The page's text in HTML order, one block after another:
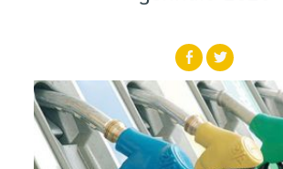
Albo Fornitori
Referenti e gruppi
Scuole Federali
Tecnici
Direttori di Gara